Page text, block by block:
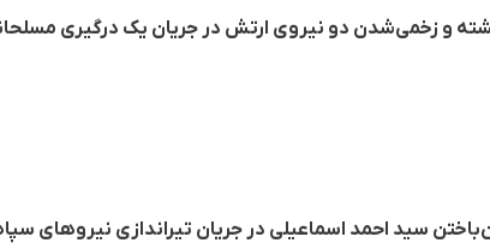
و زخمی‌شدن دو نیروی ارتش در جریان یک درگیری
سید احمد اسماعیلی در جریان تیراندازی نیروهای